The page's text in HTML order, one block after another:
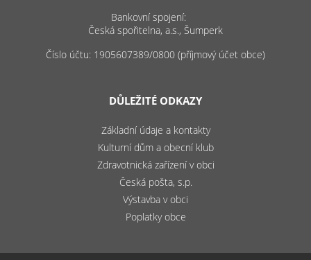
Bankovní spojení:
Česká spořitelna, a.s., Šumperk
Číslo účtu: 1905607389/0800 (příjmový účet obce)
DŮLEŽITÉ ODKAZY
Základní údaje a kontakty
Kulturní dům a obecní klub
Zdravotnická zařízení v obci
Česká pošta, s.p.
Výstavba v obci
Poplatky obce